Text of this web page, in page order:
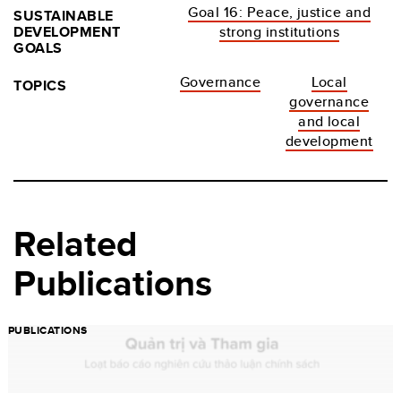
SUSTAINABLE
DEVELOPMENT
GOALS
Goal 16: Peace, justice and
strong institutions
TOPICS Governance
Local
governance
and local
development
Related
Publications
PUBLICATIONS